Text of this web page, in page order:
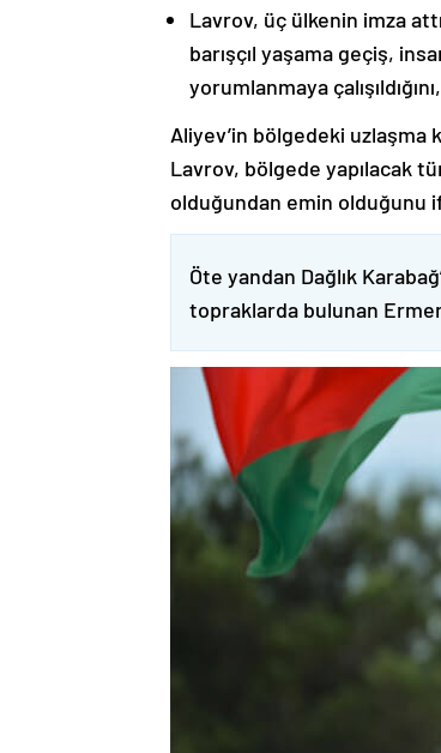
Lavrov, üç ülkenin imza
barışçıl yaşama geçiş,
yorumlanmaya
Aliyev’in bölgedeki
Lavrov, bölgede yapılacak
olduğundan emin olduğunu
Öte yandan Dağlık
topraklarda bulunan